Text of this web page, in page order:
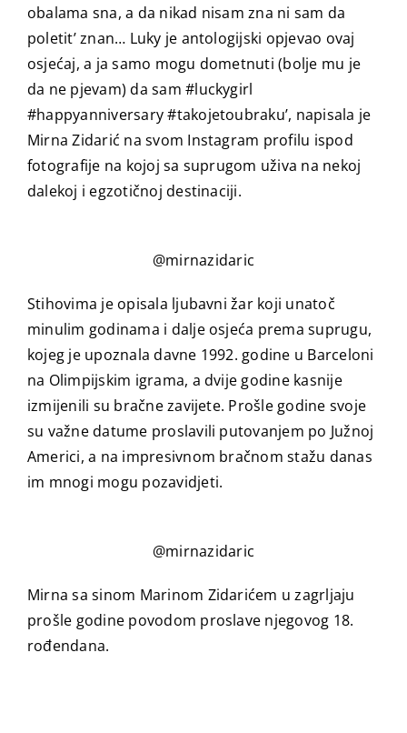
obalama sna, a da nikad nisam zna ni sam da
poletit’ znan… Luky je antologijski opjevao ovaj
osjećaj, a ja samo mogu dometnuti (bolje mu je
da ne pjevam) da sam #luckygirl
#happyanniversary #takojetoubraku’, napisala je
Mirna Zidarić na svom Instagram profilu ispod
fotografije na kojoj sa suprugom uživa na nekoj
dalekoj i egzotičnoj destinaciji.
@mirnazidaric
Stihovima je opisala ljubavni žar koji unatoč
minulim godinama i dalje osjeća prema suprugu,
kojeg je upoznala davne 1992. godine u Barceloni
na Olimpijskim igrama, a dvije godine kasnije
izmijenili su bračne zavijete. Prošle godine svoje
su važne datume proslavili putovanjem po Južnoj
Americi, a na impresivnom bračnom stažu danas
im mnogi mogu pozavidjeti.
@mirnazidaric
Mirna sa sinom Marinom Zidarićem u zagrljaju
prošle godine povodom proslave njegovog 18.
rođendana.